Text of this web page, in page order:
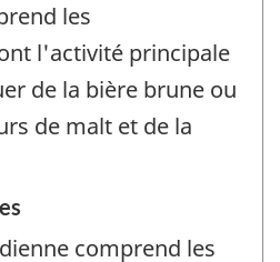
les
l'activité principale
de la bière brune ou
de malt et de la
comprend les